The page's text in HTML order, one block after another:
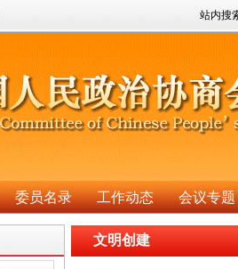
站内搜
委员名录 工作动态 会议专题
文明创建